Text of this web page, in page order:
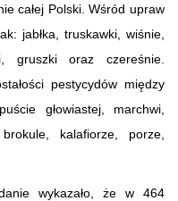
całej Polski. Wśród upraw
jabłka, truskawki, wiśnie,
gruszki oraz czereśnie.
pestycydów między
głowiastej, marchwi,
kalafiorze, porze,
wykazało, że w 464